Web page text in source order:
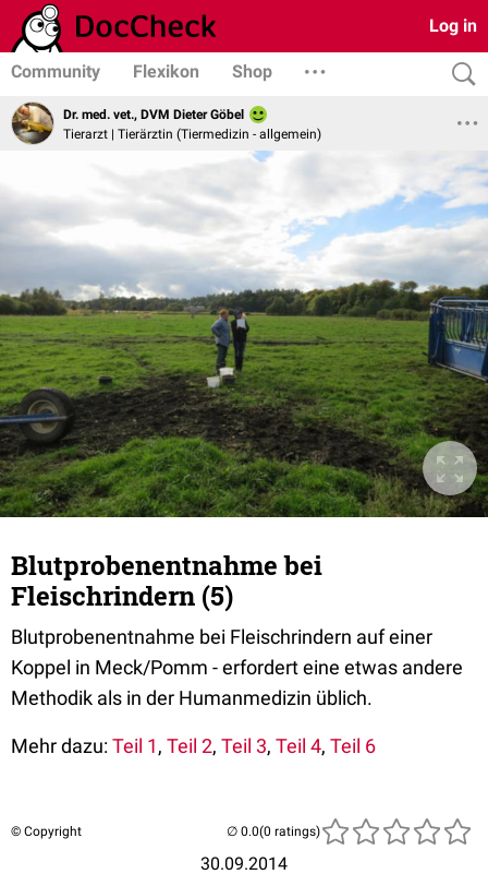
Log in
Community Flexikon Shop
Dr. med. vet., DVM Dieter Göbel
Tierarzt | Tierärztin (Tiermedizin - allgemein)
Blutprobenentnahme bei
Fleischrindern (5)
Blutprobenentnahme bei Fleischrindern auf einer
Koppel in Meck/Pomm - erfordert eine etwas andere
Methodik als in der Humanmedizin üblich.
Mehr dazu:Teil 1, Teil 2, Teil 3, Teil 4, Teil 6
© Copyright
30.09.2014
(0 ratings)